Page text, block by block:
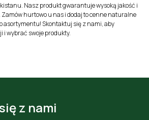
Nasz produkt gwarantuje wysoką jakość i
Zamów hurtowo u nas i dodaj to cenne naturalne
asortymentu! Skontaktuj się z nami, aby
wybrać swoje produkty.
z nami